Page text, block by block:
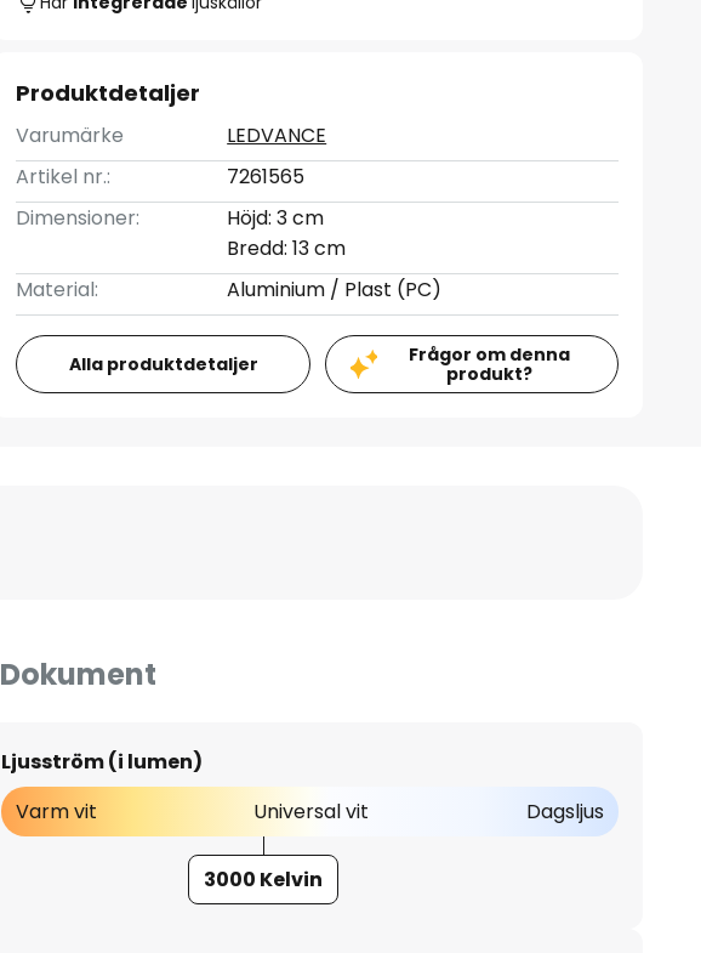
Produktdetaljer
Varumärke
LEDVANCE
Artikel nr.:
7261565
Dimensioner:
Höjd: 3 cm
Bredd: 13 cm
Material:
Aluminium / Plast (PC)
Alla produktdetaljer
Frågor om denna
produkt?
Dokument
Ljusström (i lumen)
Varm vit
Universal vit Dagsljus
3000 Kelvin